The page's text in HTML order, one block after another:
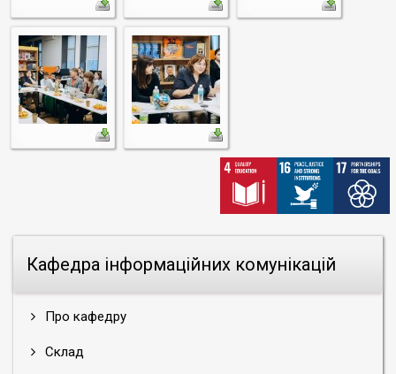
Кафедра інформаційних комунікацій
Про кафедру
Склад